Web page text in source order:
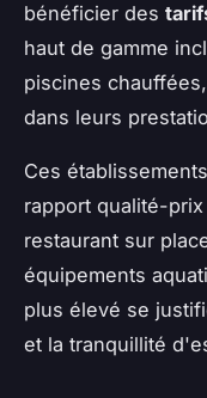
bénéficier des
haut de gamme
piscines
dans leurs
Ces
rapport qualité-
restaurant sur
équipements
plus élevé se
et la tranquillité